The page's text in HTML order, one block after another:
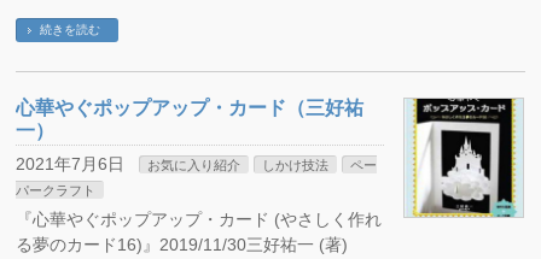
続きを読む
心華やぐポップアップ・カード（三好祐
一）
2021年7月6日 お気に入り紹介 しかけ技法
ペー
パークラフト
『心華やぐポップアップ・カード (やさしく作れ
る夢のカード16)』2019/11/30三好祐一 (著)